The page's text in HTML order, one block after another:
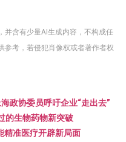
并含有少量AI生成内容，不构成任
参考，若侵犯肖像权或者著作者权
政协委员呼吁企业“走出去”
的生物药物新突破
精准医疗开辟新局面